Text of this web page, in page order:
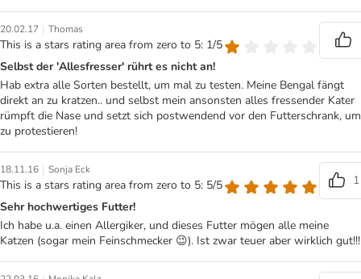
20.02.17 | Thomas
This is a stars rating area from zero to 5: 1/5
Selbst der 'Allesfresser' rührt es nicht an!
Hab extra alle Sorten bestellt, um mal zu testen. Meine Bengal fängt
direkt an zu kratzen.. und selbst mein ansonsten alles fressender Kater
rümpft die Nase und setzt sich postwendend vor den Futterschrank, um
zu protestieren!
18.11.16 | Sonja Eck
This is a stars rating area from zero to 5: 5/5
1
Sehr hochwertiges Futter!
Ich habe u.a. einen Allergiker, und dieses Futter mögen alle meine
Katzen (sogar mein Feinschmecker 😉). Ist zwar teuer aber wirklich gut!!!